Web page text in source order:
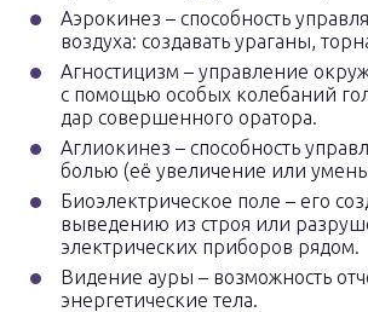
Аэрокинез – способность
воздуха: создавать ураганы,
Агностицизм – управление
с помощью особых колебаний
дар совершенного оратора.
Аглиокинез – способность
болью (её увеличение или
Биоэлектрическое поле – его
выведению из строя или
электрических приборов рядом.
Видение ауры – возможность
энергетические тела.